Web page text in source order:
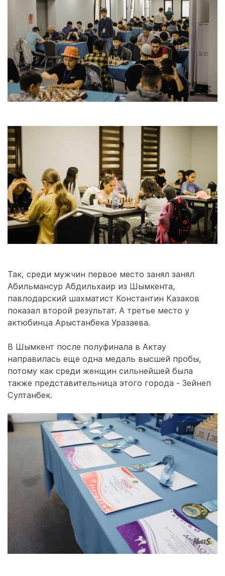
Так, среди мужчин первое место занял занял
Абильмансур Абдильхаир из Шымкента,
павлодарский шахматист Константин Казаков
показал второй результат. А третье место у
актюбинца Арыстанбека Уразаева.
В Шымкент после полуфинала в Актау
направилась еще одна медаль высшей пробы,
потому как среди женщин сильнейшей была
также представительница этого города - Зейнеп
Султанбек.